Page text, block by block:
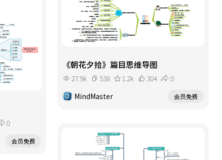
《朝花夕拾》篇目思维导图
27.9k 538 1.2k 304
0
MindMaster
会员免费
0
会员免费